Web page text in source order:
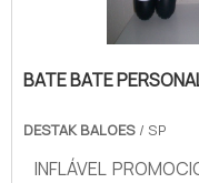
BATE BATE
DESTAK BALOES / SP
INFLÁVEL